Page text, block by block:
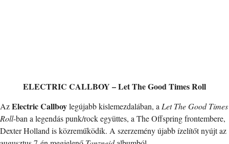
ELECTRIC CALLBOY – Let The Good Times Roll
AzElectric Callboylegújabb kislemezdalában, a Let The Good Times
Roll-ban a legendás punk/rock együttes, a The Offspring frontembere,
Dexter Holland is közreműködik. A szerzemény újabb ízelítőt nyújt az